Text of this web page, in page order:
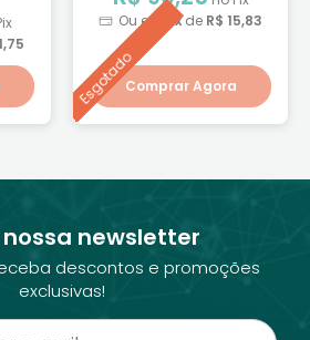
Ou em
6xde R$ 15,83
Comprar Agora
Esgotado
nossa newsletter
descontos e promoções
exclusivas!